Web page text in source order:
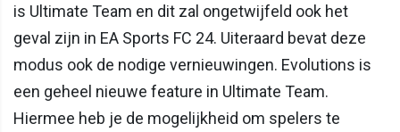
is Ultimate Team en dit zal ongetwijfeld ook het
geval zijn in EA Sports FC 24. Uiteraard bevat deze
modus ook de nodige vernieuwingen. Evolutions is
een geheel nieuwe feature in Ultimate Team.
Hiermee heb je de mogelijkheid om spelers te